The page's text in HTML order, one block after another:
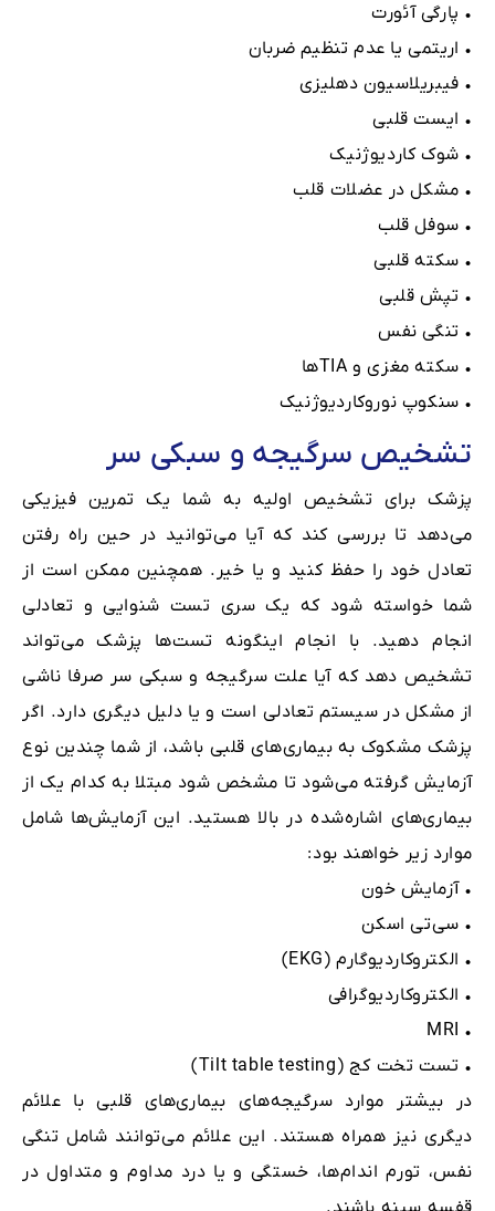
• پارگی آئورت
• اریتمی یا عدم تنظیم ضربان
• فیبریلاسیون دهلیزی
• ایست قلبی
• شوک کاردیوژنیک
• مشکل در عضلات قلب
• سوفل قلب
• سکته قلبی
• تپش قلبی
• تنگی نفس
• سکته مغزی و TIAها
• سنکوپ نوروکاردیوژنیک
تشخیص سرگیجه و سبکی سر
پزشک برای تشخیص اولیه به شما یک تمرین فیزیکی
می‌دهد تا بررسی کند که آیا می‌توانید در حین راه رفتن
تعادل خود را حفظ کنید و یا خیر. همچنین ممکن است از
شما خواسته شود که یک سری تست‌ شنوایی و تعادلی
انجام دهید. با انجام اینگونه تست‌ها پزشک می‌تواند
تشخیص دهد که آیا علت سرگیجه و سبکی سر صرفا ناشی
از مشکل در سیستم تعادلی است و یا دلیل دیگری دارد. اگر
پزشک مشکوک به بیماری‌های قلبی باشد، از شما چندین نوع
آزمایش گرفته می‌شود تا مشخص شود مبتلا به کدام یک از
بیماری‌های اشاره‌شده در بالا هستید. این آزمایش‌ها شامل
موارد زیر خواهند بود:
• آزمایش خون
• سی‌تی اسکن
• الکتروکاردیوگارم (EKG)
• الکتروکاردیوگرافی
• MRI
• تست تخت کج (Tilt table testing)
در بیشتر موارد سرگیجه‌های بیماری‌های قلبی با علائم
دیگری نیز همراه هستند. این علائم می‌توانند شامل تنگی
نفس، تورم اندام‌ها، خستگی و یا درد مداوم و متداول در